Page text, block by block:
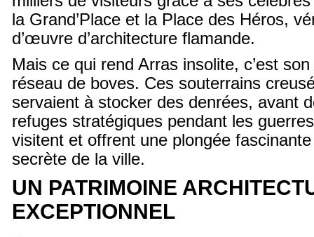
la Grand’Place et la Place des Héros,
d’œuvre d’architecture flamande.
Mais ce qui rend Arras insolite, c’est
réseau de boves. Ces souterrains
servaient à stocker des denrées, avant
refuges stratégiques pendant les
visitent et offrent une plongée fascinante
secrète de la ville.
UN PATRIMOINE
EXCEPTIONNEL